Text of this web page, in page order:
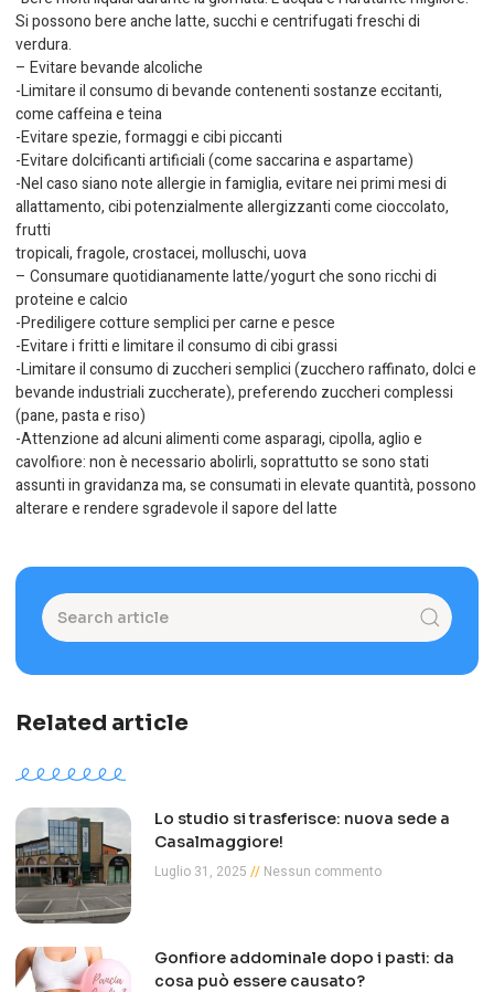
Si possono bere anche latte, succhi e centrifugati freschi di
verdura.
– Evitare bevande alcoliche
-Limitare il consumo di bevande contenenti sostanze eccitanti,
come caffeina e teina
-Evitare spezie, formaggi e cibi piccanti
-Evitare dolcificanti artificiali (come saccarina e aspartame)
-Nel caso siano note allergie in famiglia, evitare nei primi mesi di
allattamento, cibi potenzialmente allergizzanti come cioccolato,
frutti
tropicali, fragole, crostacei, molluschi, uova
– Consumare quotidianamente latte/yogurt che sono ricchi di
proteine e calcio
-Prediligere cotture semplici per carne e pesce
-Evitare i fritti e limitare il consumo di cibi grassi
-Limitare il consumo di zuccheri semplici (zucchero raffinato, dolci e
bevande industriali zuccherate), preferendo zuccheri complessi
(pane, pasta e riso)
-Attenzione ad alcuni alimenti come asparagi, cipolla, aglio e
cavolfiore: non è necessario abolirli, soprattutto se sono stati
assunti in gravidanza ma, se consumati in elevate quantità, possono
alterare e rendere sgradevole il sapore del latte
Related article
Lo studio si trasferisce: nuova sede a
Casalmaggiore!
Luglio 31, 2025
Nessun commento
Gonfiore addominale dopo i pasti: da
cosa può essere causato?